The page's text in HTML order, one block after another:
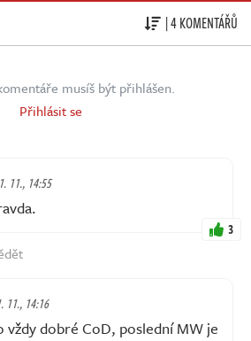
| 4 KOMENTÁŘŮ
musíš být přihlášen.
Přihlásit se
11., 14:55
3
11., 14:16
vždy dobré CoD, poslední MW je